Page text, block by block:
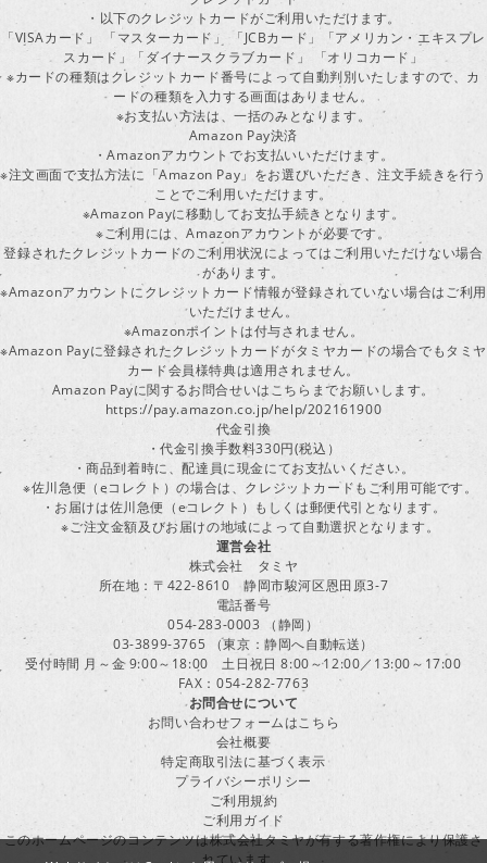
・以下のクレジットカードがご利用いただけます。
「VISAカード」 「マスターカード」 「JCBカード」「アメリカン・エキスプレ
スカード」「ダイナースクラブカード」 「オリコカード」
※カードの種類はクレジットカード番号によって自動判別いたしますので、カ
ードの種類を入力する画面はありません。
※お支払い方法は、一括のみとなります。
Amazon Pay決済
・Amazonアカウントでお支払いいただけます。
※注文画面で支払方法に「Amazon Pay」をお選びいただき、注文手続きを行う
ことでご利用いただけます。
※Amazon Payに移動してお支払手続きとなります。
※ご利用には、Amazonアカウントが必要です。
登録されたクレジットカードのご利用状況によってはご利用いただけない場合
があります。
※Amazonアカウントにクレジットカード情報が登録されていない場合はご利用
いただけません。
※Amazonポイントは付与されません。
※Amazon Payに登録されたクレジットカードがタミヤカードの場合でもタミヤ
カード会員様特典は適用されません。
Amazon Payに関するお問合せいはこちらまでお願いします。
https://pay.amazon.co.jp/help/202161900
代金引換
・代金引換手数料330円(税込）
・商品到着時に、配達員に現金にてお支払いください。
※佐川急便（eコレクト）の場合は、クレジットカードもご利用可能です。
・お届けは佐川急便（eコレクト）もしくは郵便代引となります。
※ご注文金額及びお届けの地域によって自動選択となります。
運営会社
株式会社 タミヤ
所在地：〒422-8610 静岡市駿河区恩田原3-7
電話番号
054-283-0003 （静岡）
03-3899-3765 （東京：静岡へ自動転送）
受付時間 月～金 9:00～18:00 土日祝日 8:00～12:00／13:00～17:00
FAX：054-282-7763
お問合せについて
お問い合わせフォームはこちら
会社概要
特定商取引法に基づく表示
プライバシーポリシー
ご利用規約
ご利用ガイド
このホームページのコンテンツは株式会社タミヤが有する著作権により保護さ
れています。